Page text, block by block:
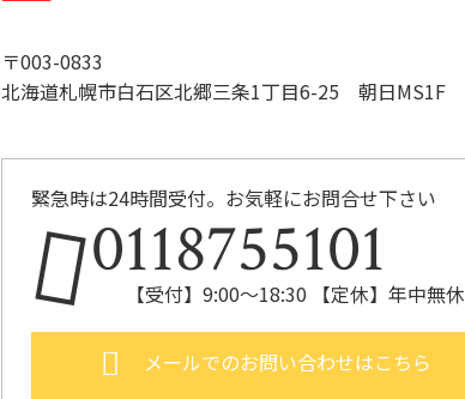
〒003-0833
北海道札幌市白石区北郷三条1丁目6-25 朝日MS1F
緊急時は24時間受付。お気軽にお問合せ下さい
0118755101
【受付】9:00～18:30 【定休】年中無休
メールでのお問い合わせはこちら